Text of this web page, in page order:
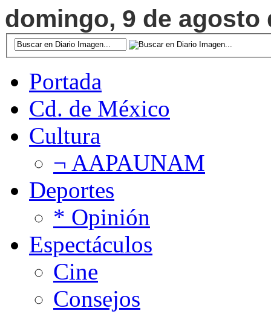
domingo, 9 de agosto
Portada
Cd. de México
Cultura
¬ AAPAUNAM
Deportes
* Opinión
Espectáculos
Cine
Consejos